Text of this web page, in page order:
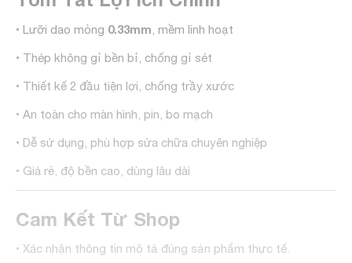
• Lưỡi dao mỏng 0.33mm , mềm linh hoạt
• Thép không gỉ bền bỉ, chống gỉ sét
• Thiết kế 2 đầu tiện lợi, chống trầy xước
• An toàn cho màn hình, pin, bo mạch
• Dễ sử dụng, phù hợp sửa chữa chuyên nghiệp
• Giá rẻ, độ bền cao, dùng lâu dài
Cam Kết Từ Shop
• Xác nhận thông tin mô tả đúng sản phẩm thực tế.